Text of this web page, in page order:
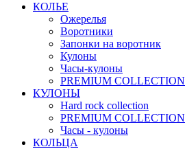
КОЛЬЕ
Ожерелья
Воротники
Запонки на воротник
Кулоны
Часы-кулоны
PREMIUM COLLECTION
КУЛОНЫ
Hard rock collection
PREMIUM COLLECTION
Часы - кулоны
КОЛЬЦА